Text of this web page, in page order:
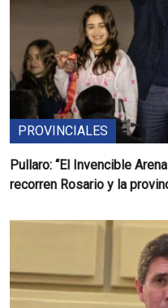
PROVINCIALES
Pullaro: “El Invencible
recorren Rosario y la